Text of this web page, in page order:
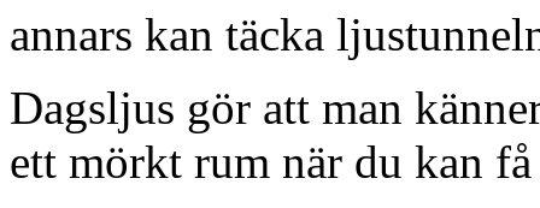
annars kan täcka
Dagsljus gör att man
ett mörkt rum när du kan